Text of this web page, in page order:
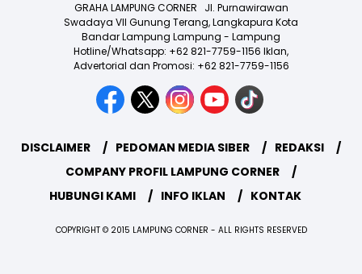
GRAHA LAMPUNG CORNER Jl. Purnawirawan
Swadaya VII Gunung Terang, Langkapura Kota
Bandar Lampung Lampung - Lampung
Hotline/Whatsapp: +62 821-7759-1156 Iklan,
Advertorial dan Promosi: +62 821-7759-1156
DISCLAIMER PEDOMAN MEDIA SIBER
REDAKSI
COMPANY PROFIL LAMPUNG CORNER
HUBUNGI KAMI
INFO IKLAN KONTAK
COPYRIGHT © 2015 LAMPUNG CORNER - ALL RIGHTS RESERVED